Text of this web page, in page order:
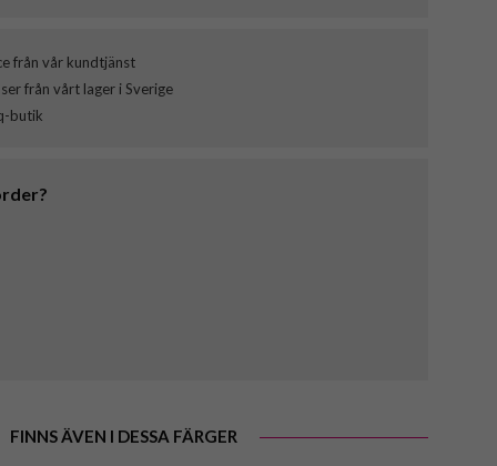
från vår kundtjänst
från vårt lager i Sverige
butik
FINNS ÄVEN I DESSA FÄRGER